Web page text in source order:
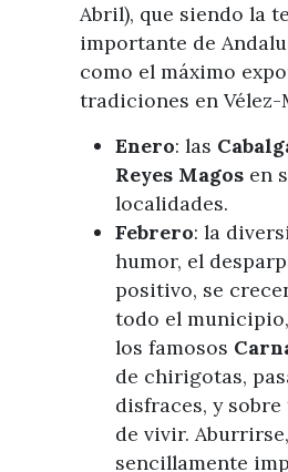
Abril), que siendo la
importante de
como el máximo
tradiciones en Vélez-
Enero: las
Reyes Magos en
localidades.
Febrero: la
humor, el
positivo, se
todo el
los famosos
de chirigotas,
disfraces, y
de vivir.
sencillamente